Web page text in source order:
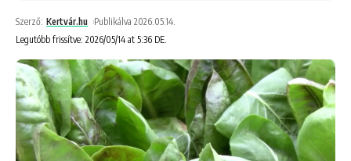
Legutóbb frissítve: 2026/05/14 at 5:36 DE.
Szerző: Kertvár.hu Publikálva 2026.05.14.